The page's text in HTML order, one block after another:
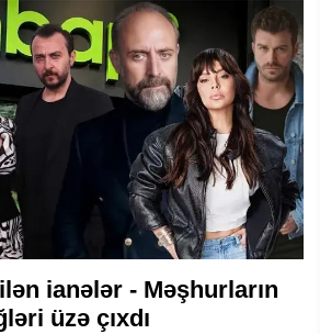
ianələr - Məşhurların
üzə çıxdı